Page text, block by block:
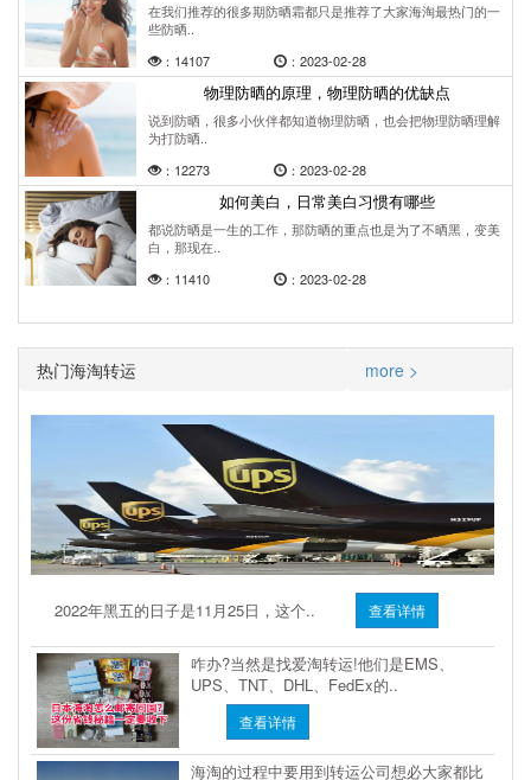
在我们推荐的很多期防晒霜都只是推荐了大家海淘最热门的一
些防晒..
：14107
：2023-02-28
物理防晒的原理，物理防晒的优缺点
说到防晒，很多小伙伴都知道物理防晒，也会把物理防晒理解
为打防晒..
：12273
：2023-02-28
如何美白，日常美白习惯有哪些
都说防晒是一生的工作，那防晒的重点也是为了不晒黑，变美
白，那现在..
：11410
：2023-02-28
热门海淘转运 more >
2022年黑五的日子是11月25日，这个.. 查看详情
咋办?当然是找爱淘转运!他们是EMS、
UPS、TNT、DHL、FedEx的..
查看详情
海淘的过程中要用到转运公司想必大家都比